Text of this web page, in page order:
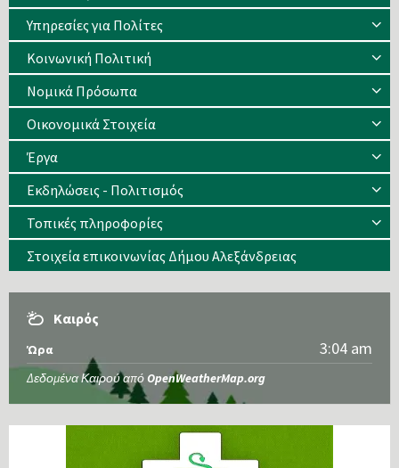
Υπηρεσίες για Πολίτες
Κοινωνική Πολιτική
Νομικά Πρόσωπα
Οικονομικά Στοιχεία
Έργα
Εκδηλώσεις - Πολιτισμός
Τοπικές πληροφορίες
Στοιχεία επικοινωνίας Δήμου Αλεξάνδρειας
Καιρός
Ώρα 3:04 am
Δεδομένα Καιρού από OpenWeatherMap.org